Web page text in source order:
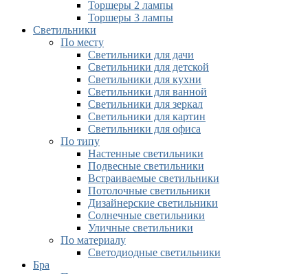
Торшеры 2 лампы
Торшеры 3 лампы
Светильники
По месту
Светильники для дачи
Светильники для детской
Светильники для кухни
Светильники для ванной
Светильники для зеркал
Светильники для картин
Светильники для офиса
По типу
Настенные светильники
Подвесные светильники
Встраиваемые светильники
Потолочные светильники
Дизайнерские светильники
Солнечные светильники
Уличные светильники
По материалу
Светодиодные светильники
Бра